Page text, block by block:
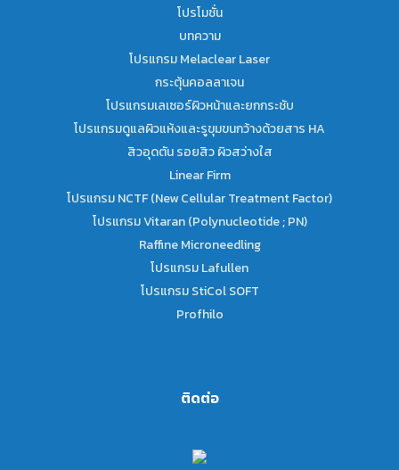
โปรโมชั่น
บทความ
โปรแกรม Melaclear Laser
กระตุ้นคอลลาเจน
โปรแกรมเลเซอร์ผิวหน้าและยกกระชับ
โปรแกรมดูแลผิวแห้งและรูขุมขนกว้างด้วยสาร HA
สิวอุดตัน รอยสิว ผิวสว่างใส
Linear Firm
โปรแกรม NCTF (New Cellular Treatment Factor)
โปรแกรม Vitaran (Polynucleotide ; PN)
Raffine Microneedling
โปรแกรม Lafullen
โปรแกรม StiCol SOFT
Profhilo
ติดต่อ